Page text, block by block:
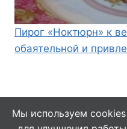
Пирог «Ноктюрн» к
обаятельной и
Мы используем cookies